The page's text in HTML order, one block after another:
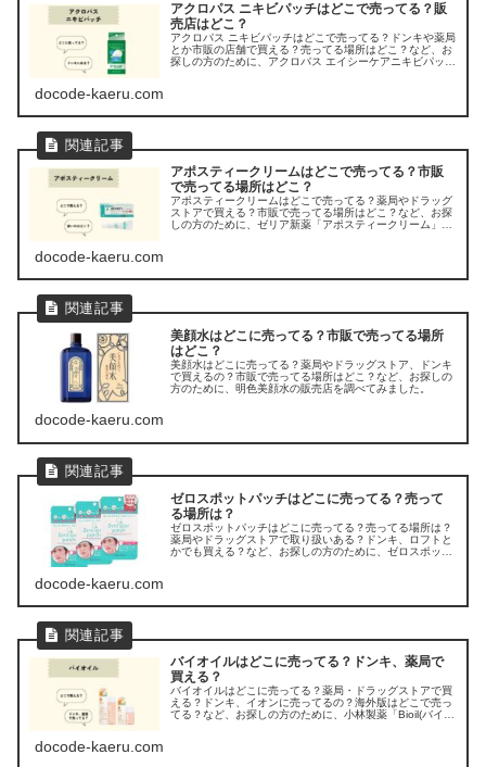
アクロパス ニキビパッチはどこで売ってる？販
売店はどこ？
アクロパス ニキビパッチはどこで売ってる？ドンキや薬局
とか市販の店舗で買える？売ってる場所はどこ？など、お
探しの方のために、アクロパス エイシーケアニキビパッチ
docode-kaeru.com
アポスティークリームはどこで売ってる？市販
で売ってる場所はどこ？
アポスティークリームはどこで売ってる？薬局やドラッグ
ストアで買える？市販で売ってる場所はどこ？など、お探
しの方のために、ゼリア新薬「アポスティークリーム」の
docode-kaeru.com
美顔水はどこに売ってる？市販で売ってる場所
はどこ？
美顔水はどこに売ってる？薬局やドラッグストア、ドンキ
で買えるの？市販で売ってる場所はどこ？など、お探しの
方のために、明色美顔水の販売店を調べてみました。
docode-kaeru.com
ゼロスポットパッチはどこに売ってる？売って
る場所は？
ゼロスポットパッチはどこに売ってる？売ってる場所は？
薬局やドラッグストアで取り扱いある？ドンキ、ロフトと
かでも買える？など、お探しの方のために、ゼロスポット
docode-kaeru.com
バイオイルはどこに売ってる？ドンキ、薬局で
買える？
バイオイルはどこに売ってる？薬局・ドラッグストアで買
える？ドンキ、イオンに売ってるの？海外版はどこで売っ
てる？など、お探しの方のために、小林製薬「Bioil(バイオ
docode-kaeru.com